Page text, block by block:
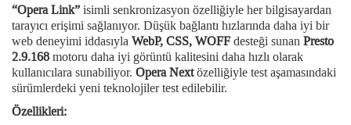
“Opera Link”isimli senkronizasyon özelliğiyle her bilgisayardan
tarayıcı erişimi sağlanıyor. Düşük bağlantı hızlarında daha iyi bir
web deneyimi iddasıylaWebP, CSS, WOFFdesteği sunanPresto
2.9.168motoru daha iyi görüntü kalitesini daha hızlı olarak
kullanıcılara sunabiliyor. Opera Nextözelliğiyle test aşamasındaki
sürümlerdeki yeni teknolojiler test edilebilir.
Özellikleri: